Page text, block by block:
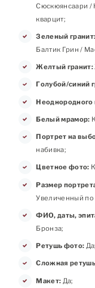
Сюскюянсаари /
кварцит;
Зеленый гранит:
Балтик Грин /
Желтый гранит:
Голубой/синий
Неоднородного
Белый мрамор:
Портрет на
набивка;
Цветное фото:
Размер
Увеличенный по
ФИО, даты,
Бронза;
Ретушь фото: Да;
Сложная
Макет: Да;